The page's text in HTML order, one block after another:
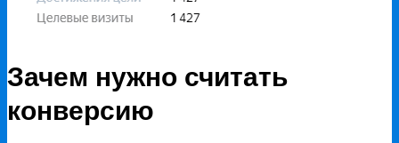
Зачем нужно считать
конверсию